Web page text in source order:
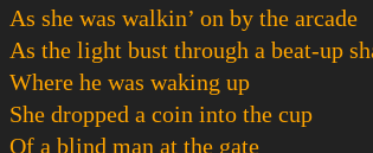
As she was walkin’ on by the arcade
As the light bust through a beat-up
Where he was waking up
She dropped a coin into the cup
Of a blind man at the gate